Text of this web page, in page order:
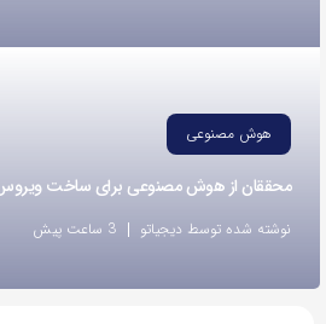
اشتراک
لینک
هوش مصنوعی
محققان از هوش مصنوعی برای ساخت
نوشته شده توسط دیجیاتو 3 ساعت پیش